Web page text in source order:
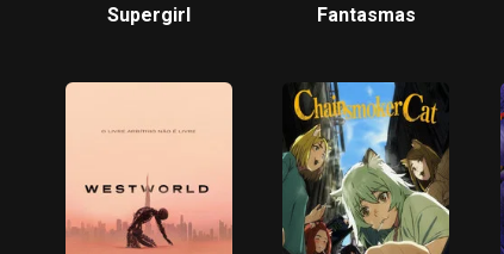
Supergirl Fantasmas